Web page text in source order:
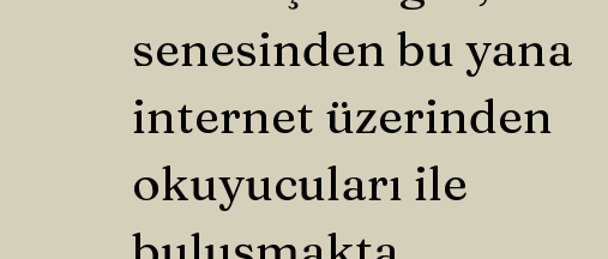
senesinden bu yana
internet üzerinden
okuyucuları ile